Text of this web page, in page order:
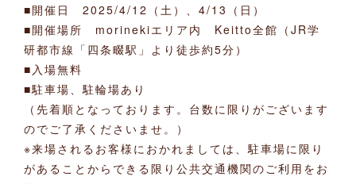
■開催日 2025/4/12（土）、4/13（日）
■開催場所 morinekiエリア内 Keitto全館（JR学
研都市線「四条畷駅」より徒歩約5分）
■入場無料
■駐車場、駐輪場あり
（先着順となっております。台数に限りがございます
のでご了承くださいませ。）
※来場されるお客様におかれましては、駐車場に限り
があることからできる限り公共交通機関のご利用をお